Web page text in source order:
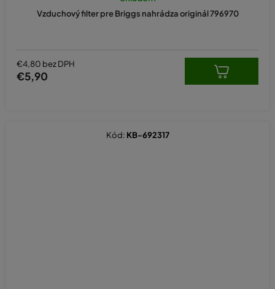
Vzduchový filter pre Briggs nahrádza originál 796970
produktu
je
€4,80 bez DPH
€5,90
Kód: KB-692317